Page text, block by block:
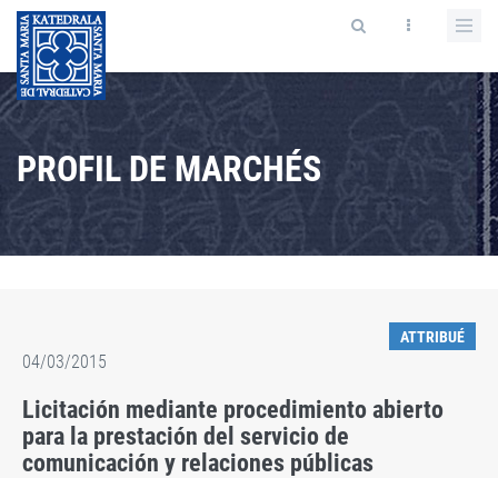
PROFIL DE MARCHÉS
ATTRIBUÉ
04/03/2015
Licitación mediante procedimiento abierto
para la prestación del servicio de
comunicación y relaciones públicas